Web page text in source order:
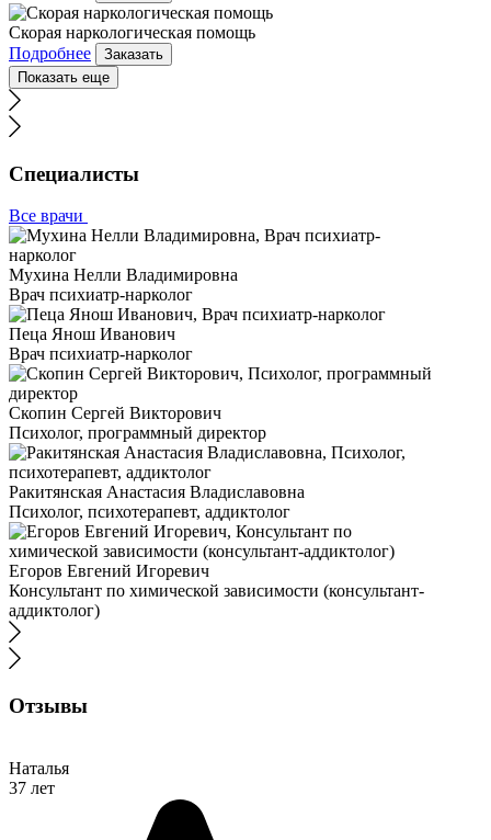
Скорая наркологическая помощь
Подробнее
Заказать
Показать еще
Специалисты
Все врачи
Мухина Нелли Владимировна
Врач психиатр-нарколог
Пеца Янош Иванович
Врач психиатр-нарколог
Скопин Сергей Викторович
Психолог, программный директор
Ракитянская Анастасия Владиславовна
Психолог, психотерапевт, аддиктолог
Егоров Евгений Игоревич
Консультант по химической зависимости (консультант-
аддиктолог)
Отзывы
Наталья
37 лет